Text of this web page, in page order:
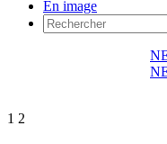
En image
1 2